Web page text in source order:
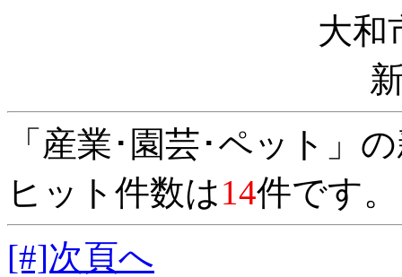
大和
「産業･園芸･ペット」
ヒット件数は14件です
[#]次頁へ